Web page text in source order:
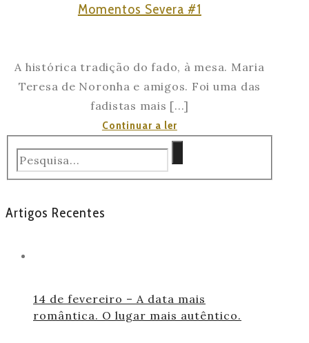
Momentos Severa #1
A histórica tradição do fado, à mesa. Maria
Teresa de Noronha e amigos. Foi uma das
fadistas mais [...]
Continuar a lerMomentos
Severa
#1
Artigos Recentes
14 de fevereiro – A data mais
romântica. O lugar mais autêntico.